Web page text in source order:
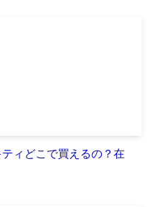
ィどこで買えるの？在